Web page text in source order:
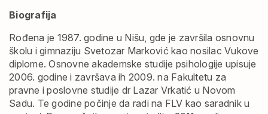
Biografija
Rođena je 1987. godine u Nišu, gde je završila osnovnu
školu i gimnaziju Svetozar Marković kao nosilac Vukove
diplome.Osnovne akademske studije psihologije upisuje
2006. godine i završava ih 2009. na Fakultetu za
pravne i poslovne studije dr Lazar Vrkatić u Novom
Sadu. Te godine počinje da radi na FLV kao saradnik u